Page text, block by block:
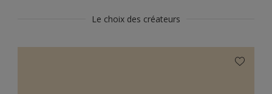
Le choix des créateurs